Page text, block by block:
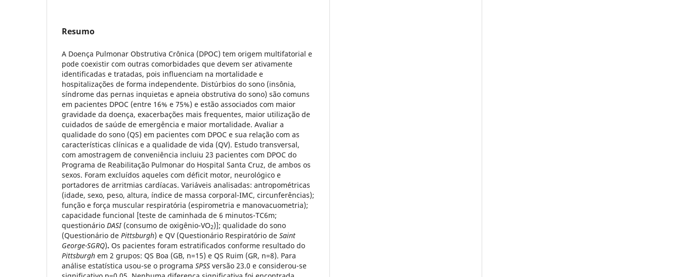
Resumo
A Doença Pulmonar Obstrutiva Crônica (DPOC) tem origem multifatorial e
pode coexistir com outras comorbidades que devem ser ativamente
identificadas e tratadas, pois influenciam na mortalidade e
hospitalizações de forma independente. Distúrbios do sono (insônia,
síndrome das pernas inquietas e apneia obstrutiva do sono) são comuns
em pacientes DPOC (entre 16% e 75%) e estão associados com maior
gravidade da doença, exacerbações mais frequentes, maior utilização de
cuidados de saúde de emergência e maior mortalidade. Avaliar a
qualidade do sono (QS) em pacientes com DPOC e sua relação com as
características clínicas e a qualidade de vida (QV). Estudo transversal,
com amostragem de conveniência incluiu 23 pacientes com DPOC do
Programa de Reabilitação Pulmonar do Hospital Santa Cruz, de ambos os
sexos. Foram excluídos aqueles com déficit motor, neurológico e
portadores de arritmias cardíacas. Variáveis analisadas: antropométricas
(idade, sexo, peso, altura, índice de massa corporal-IMC, circunferências);
função e força muscular respiratória (espirometria e manovacuometria);
capacidade funcional [teste de caminhada de 6 minutos-TC6m;
questionário DASI(consumo de oxigênio-VO2)]; qualidade do sono
(Questionário de Pittsburgh) e QV (Questionário Respiratório de Saint
George-SGRQ). Os pacientes foram estratificados conforme resultado do
Pittsburgh em 2 grupos: QS Boa (GB, n=15) e QS Ruim (GR, n=8). Para
análise estatística usou-se o programa SPSS versão 23.0 e considerou-se